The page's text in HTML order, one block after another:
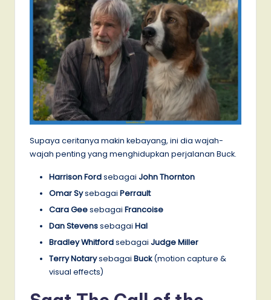
Supaya ceritanya makin kebayang, ini dia wajah-
wajah penting yang menghidupkan perjalanan Buck.
Harrison Fordsebagai John Thornton
Omar Sysebagai Perrault
Cara Geesebagai Francoise
Dan Stevenssebagai Hal
Bradley Whitfordsebagai Judge Miller
Terry Notarysebagai Buck(motion capture &
visual effects)